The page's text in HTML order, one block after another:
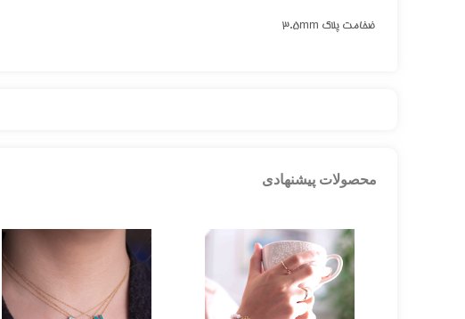
ضخامت پلاک 3.5mm
محصولات پیشنهادی